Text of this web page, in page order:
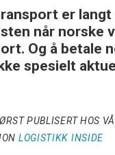
er langt
når norske
Og å betale
spesielt
PUBLISERT HOS
LOGISTIKK INSIDE